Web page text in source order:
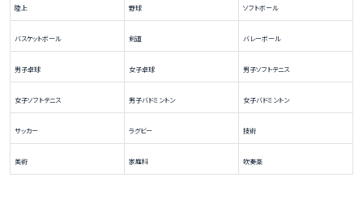
陸上 野球 ソフトボール
バスケットボール 剣道 バレーボール
男子卓球 女子卓球 男子ソフトテニス
女子ソフトテニス 男子バドミントン 女子バドミントン
サッカー ラグビー 技術
美術 家庭科 吹奏楽